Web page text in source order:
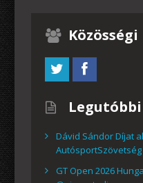
Dávid Sándor Díjat
AutósportSzövetség
GT Open 2026